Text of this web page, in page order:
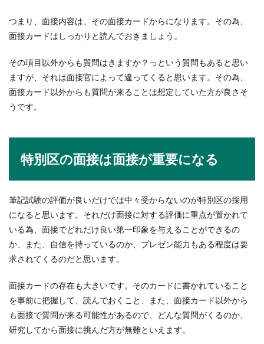
つまり、面接内容は、その面接カードからになります。その為、
面接カードはしっかりと読んでおきましょう。
その項目以外からも質問はきますか？っという質問もあると思い
ますが、それは面接官によって違ってくると思います。その為、
面接カード以外からも質問が来ることは想定していた方が良さそ
うです。
特別区の面接は面接が重要になる
筆記試験の評価が良いだけでは中々受からないのが特別区の採用
になると思います。それだけ面接に対する評価に重点が置かれて
いる為、面接でどれだけ良い第一印象を与えることができるの
か、また、自信を持っているのか、プレゼン能力もある程度は要
求されてくるのだと思います。
面接カードの存在も大きいです。そのカードに書かれていること
を事前に把握して、読んでおくこと、また、面接カード以外から
も面接で質問が来る可能性があるので、どんな質問がくるのか、
研究してから面接に挑んだ方が無難といえます。